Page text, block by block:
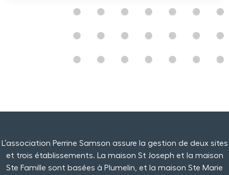
L’association Perrine Samson assure la gestion de deux sites
et trois établissements. La maison St Joseph et la maison
Ste Famille sont basées à Plumelin, et la maison Ste Marie